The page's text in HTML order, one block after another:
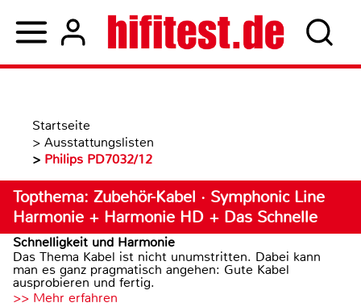
Startseite
> Ausstattungslisten
> Philips PD7032/12
Topthema: Zubehör-Kabel · Symphonic Line
Harmonie + Harmonie HD + Das Schnelle
Schnelligkeit und Harmonie
Das Thema Kabel ist nicht unumstritten. Dabei kann
man es ganz pragmatisch angehen: Gute Kabel
ausprobieren und fertig.
>> Mehr erfahren